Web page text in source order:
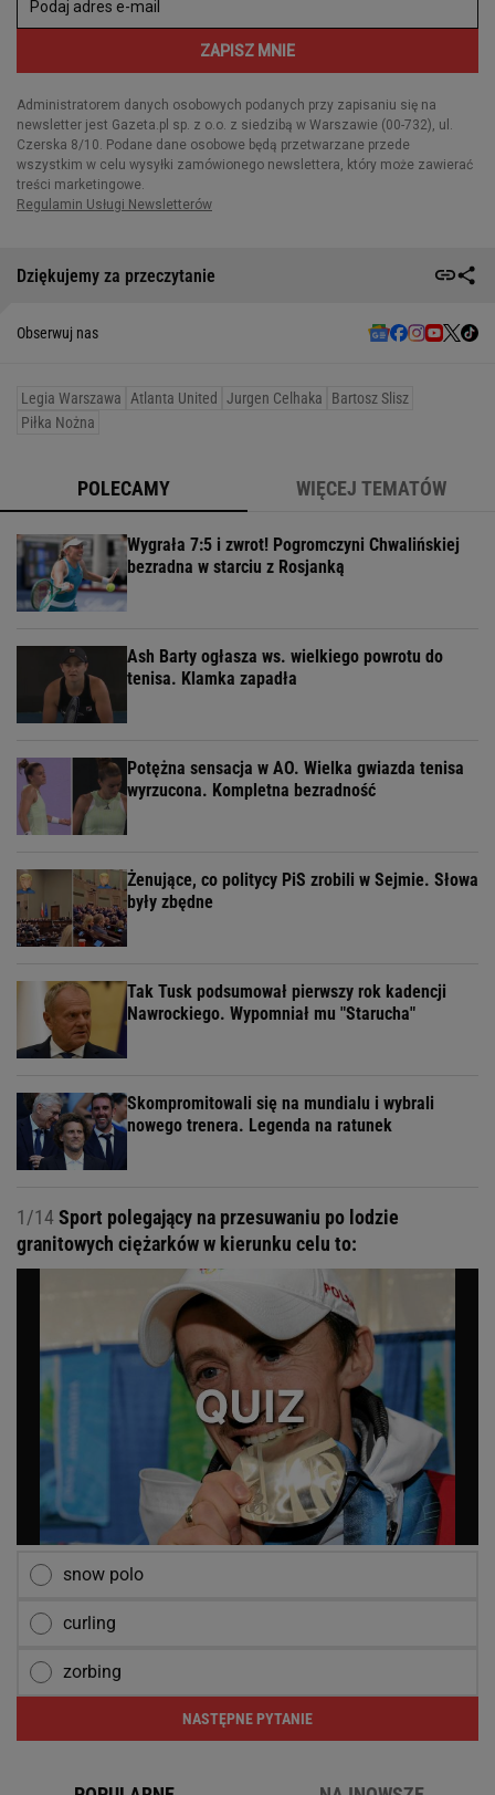
Dziękujemy za przeczytanie
Obserwuj nas
Legia Warszawa Atlanta United Jurgen Celhaka
Bartosz Slisz
Piłka Nożna
POLECAMY WIĘCEJ TEMATÓW
Wygrała 7:5 i zwrot! Pogromczyni Chwalińskiej
bezradna w starciu z Rosjanką
Ash Barty ogłasza ws. wielkiego powrotu do
tenisa. Klamka zapadła
Potężna sensacja w AO. Wielka gwiazda tenisa
wyrzucona. Kompletna bezradność
Żenujące, co politycy PiS zrobili w Sejmie. Słowa
były zbędne
Tak Tusk podsumował pierwszy rok kadencji
Nawrockiego. Wypomniał mu "Starucha"
Skompromitowali się na mundialu i wybrali
nowego trenera. Legenda na ratunek
1/14Sport polegający na przesuwaniu po lodzie
granitowych ciężarków w kierunku celu to:
snow polo
curling
zorbing
NASTĘPNE PYTANIE